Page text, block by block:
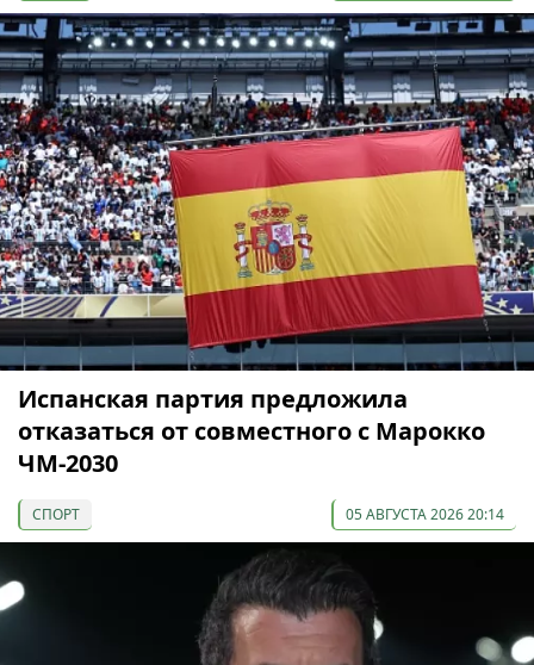
Испанская партия предложила
отказаться от совместного с Марокко
ЧМ-2030
СПОРТ 05 АВГУСТА 2026 20:14